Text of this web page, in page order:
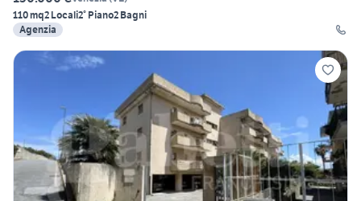
110 mq2 Locali2° Piano2 Bagni
Agenzia